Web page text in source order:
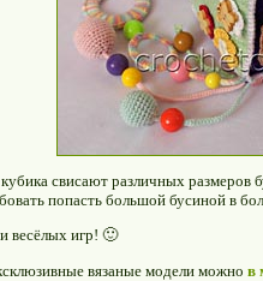
свисают различных
попасть большой бусиной в
весёлых игр! 🙂
вязаные модели можно в